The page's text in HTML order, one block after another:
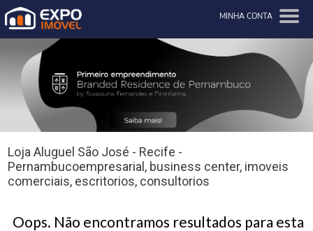
MINHA CONTA
Loja Aluguel São José - Recife -
Pernambucoempresarial, business center, imoveis
comerciais, escritorios, consultorios
Oops. Não encontramos resultados para esta